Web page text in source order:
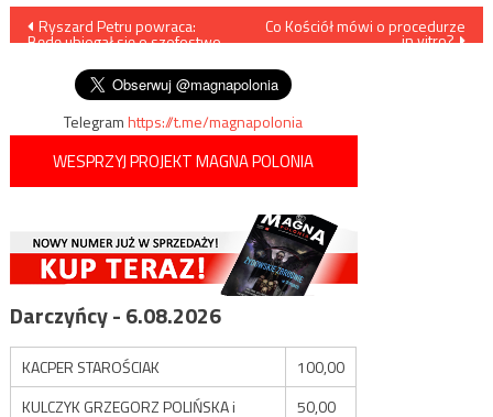
Nawigacja
wpisu
Ryszard Petru powraca:
Będę ubiegał się o szefostwo
Co Kościół mówi o procedurze
in vitro?
Telegramhttps://t.me/magnapolonia
WESPRZYJ PROJEKT MAGNA POLONIA
Darczyńcy - 6.08.2026
KACPER STAROŚCIAK
100,00
KULCZYK GRZEGORZ POLIŃSKA i
50,00